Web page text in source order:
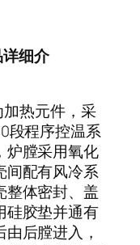
细介
热元件，采
段程序控温系
炉膛采用氧化
间配有风冷系
整体密封、盖
硅胶垫并通有
后膛进入，